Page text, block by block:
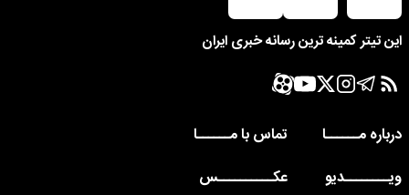
این تیتر کمینه ترین رسانه خبری ایران
درباره مــــــا
تماس با مــــــا
ویــــــــدیو
عکــــــــــس